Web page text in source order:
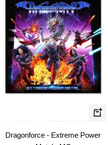
In
Dragonforce - Extreme Power